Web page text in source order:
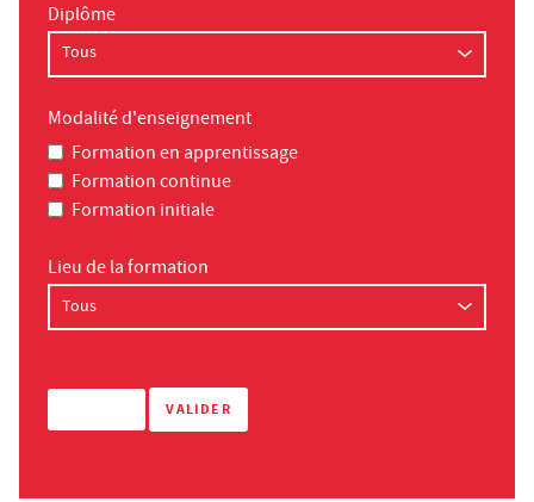
Diplôme
Modalité d'enseignement
Formation en apprentissage
Formation continue
Formation initiale
Lieu de la formation